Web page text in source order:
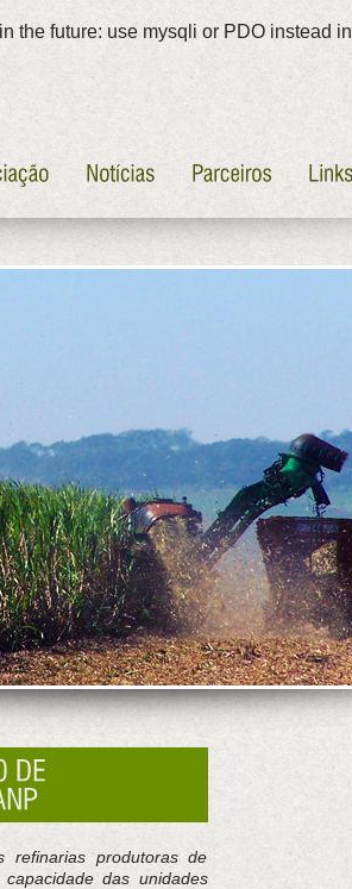
the future: use mysqli or PDO instead in
produtoras de
das unidades